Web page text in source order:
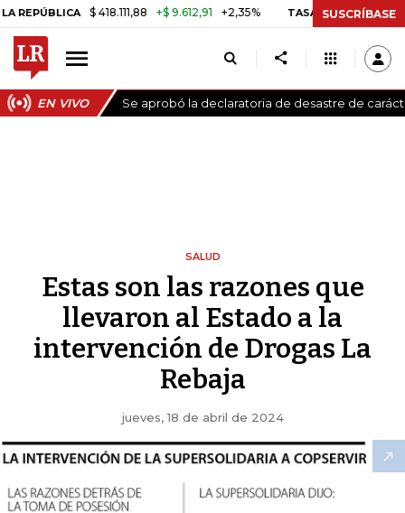
$ 418.111,88 +$ 9.612,91 +2,35% TASA DE USURA CRÉDITO
SUSCRÍBASE
EN VIVO Se aprobó la declaratoria de desastre de
SALUD
Estas son las razones que
llevaron al Estado a la
intervención de Drogas La
Rebaja
jueves, 18 de abril de 2024